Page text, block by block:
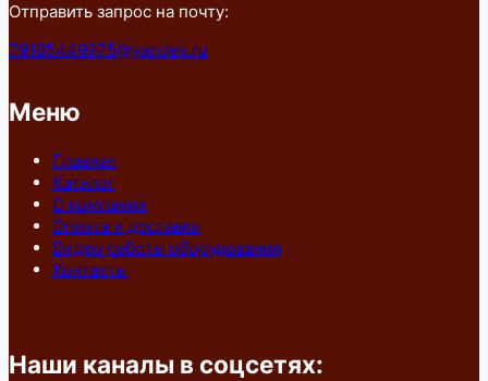
Отправить запрос на почту:
79185449975@yandex.ru
Меню
Главная
Каталог
О компании
Оплата и доставка
Видео работы оборудования
Контакты
Наши каналы в соцсетях: